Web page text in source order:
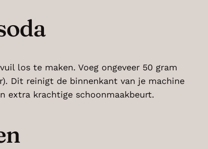
los te maken. Voeg ongeveer 50 gram
Dit reinigt de binnenkant van je machine
extra krachtige schoonmaakbeurt.